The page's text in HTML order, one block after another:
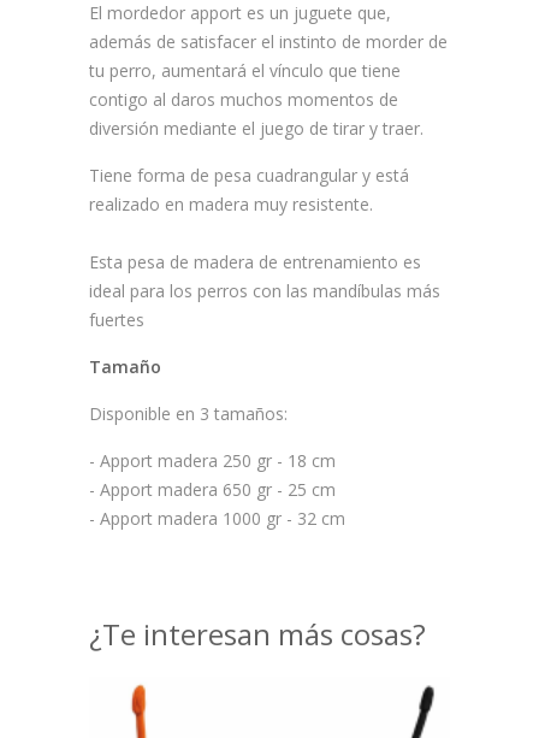
El mordedor apport es un juguete que,
además de satisfacer el instinto de morder de
tu perro, aumentará el vínculo que tiene
contigo al daros muchos momentos de
diversión mediante el juego de tirar y traer.
Tiene forma de pesa cuadrangular y está
realizado en madera muy resistente.
Esta pesa de madera de entrenamiento es
ideal para los perros con las mandíbulas más
fuertes
Tamaño
Disponible en 3 tamaños:
- Apport madera 250 gr - 18 cm
- Apport madera 650 gr - 25 cm
- Apport madera 1000 gr - 32 cm
¿Te interesan más cosas?